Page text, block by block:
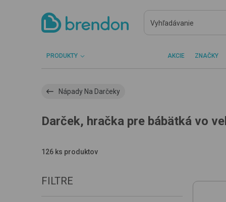
PRODUKTY AKCIE ZNAČKY
Nápady Na Darčeky
Darček, hračka pre bábätká vo
126 ks produktov
FILTRE